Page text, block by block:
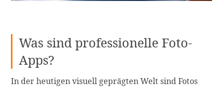
Was sind professionelle Foto-
Apps?
In der heutigen visuell geprägten Welt sind Fotos